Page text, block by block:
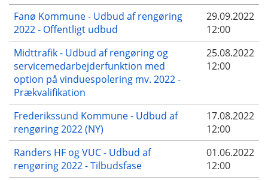
Fanø Kommune - Udbud af rengøring
2022 - Offentligt udbud
29.09.2022
12:00
Midttrafik - Udbud af rengøring og
servicemedarbejderfunktion med
option på vinduespolering mv. 2022 -
Prækvalifikation
25.08.2022
12:00
Frederikssund Kommune - Udbud af
rengøring 2022 (NY)
17.08.2022
12:00
Randers HF og VUC - Udbud af
rengøring 2022 - Tilbudsfase
01.06.2022
12:00